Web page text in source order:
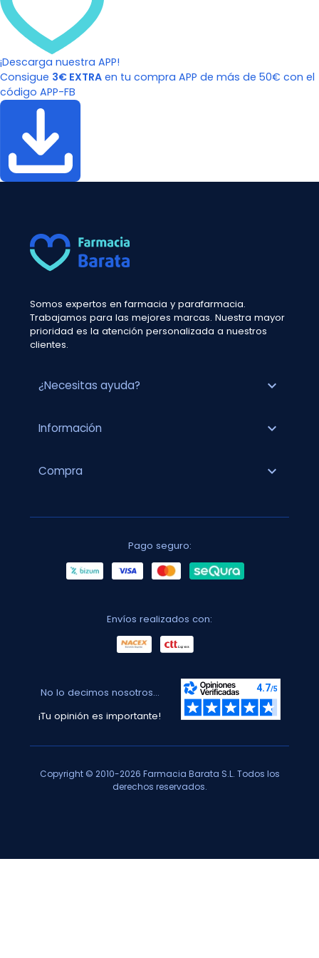
¡Descarga nuestra APP!
Consigue 3€ EXTRA en tu compra APP de más de 50€ con el
código APP-FB
Somos expertos en farmacia y parafarmacia.
Trabajamos para las mejores marcas. Nuestra mayor
prioridad es la atención personalizada a nuestros
clientes.
¿Necesitas ayuda? expand_more
Información expand_more
Compra expand_more
Pago seguro:
Envíos realizados con:
No lo decimos nosotros...
¡Tu opinión es importante!
Copyright © 2010-2026 Farmacia Barata S.L. Todos los
derechos reservados.